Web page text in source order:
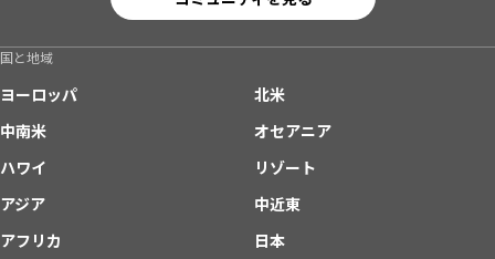
国と地域
ヨーロッパ
北米
中南米
オセアニア
ハワイ
リゾート
アジア
中近東
アフリカ
日本